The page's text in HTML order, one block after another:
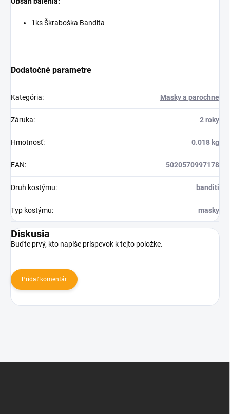
1ks Škraboška Bandita
Dodatočné parametre
Kategória: Masky a parochne
Záruka: 2 roky
Hmotnosť: 0.018 kg
EAN: 5020570997178
Druh kostýmu: banditi
Typ kostýmu: masky
Diskusia
Buďte prvý, kto napíše príspevok k tejto položke.
Pridať komentár